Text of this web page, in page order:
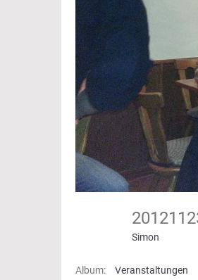
Simon
Album:
Veranstaltungen